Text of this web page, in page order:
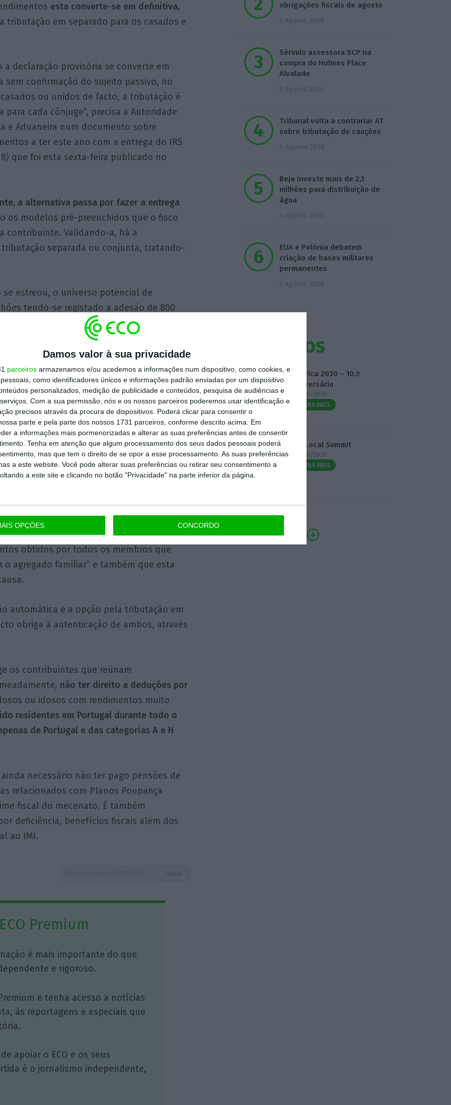
Damos valor à sua privacidade
parceiros armazenamos e/ou acedemos a informações num dispositivo, como cookies, e
como identificadores únicos e informações padrão enviadas por um dispositivo
personalizados, medição de publicidade e conteúdos, pesquisa de audiências e
Com a sua permissão, nós e os nossos parceiros poderemos usar identificação e
precisos através da procura de dispositivos. Poderá clicar para consentir o
parte e pela parte dos nossos 1731 parceiros, conforme descrito acima. Em
a informações mais pormenorizadas e alterar as suas preferências antes de consentir
Tenha em atenção que algum processamento dos seus dados pessoais poderá
mas que tem o direito de se opor a esse processamento. As suas preferências
a este website. Você pode alterar suas preferências ou retirar seu consentimento a
a este site e clicando no botão "Privacidade" na parte inferior da página.
OPÇÕES CONCORDO
esta converte-se em definitiva,
tributação em separado para os casados e
a declaração provisória se converte em
sem confirmação do sujeito passivo, no
ou unidos de facto, a tributação é
para cada cônjuge”, precisa a Autoridade
e Aduaneira num documento sobre
a ter este ano com a entrega do IRS
que foi esta sexta-feira publicado no
a alternativa passa por fazer a entrega
os modelos pré-preenchidos que o fisco
contribuinte. Validando-a, há a
separada ou conjunta, tratando-
se estreou, o universo potencial de
tendo-se registado a adesão de 800
duplicou para os 3 milhões (porque ficou
apena o utilizaram 1,6 milhões de
regra com a reforma do IRS em 2015,
poderem afastá-lo e optar pela
caso pelo que, antes de a opção ser
o mais vantajoso, sendo que, à partida,
valores de rendimento muito
fazer o IRS e conjunto.
a opção pela tributação conjunta, os
ou unidos de facto apresentam uma única
de IRS, contendo a totalidade dos
obtidos por todos os membros que
o agregado familiar” e também que esta
automática e a opção pela tributação em
obriga à autenticação de ambos, através
os contribuintes que reúnam
não ter direito a deduções por
ou idosos com rendimentos muito
residentes em Portugal durante todo o
de Portugal e das categorias A e H
necessário não ter pago pensões de
relacionados com Planos Poupança
fiscal do mecenato. É também
deficiência, benefícios fiscais além dos
ao IMI.
Premium
é mais importante do que
e rigoroso.
e tenha acesso a notícias
às reportagens e especiais que
apoiar o ECO e os seus
é o jornalismo independente,
obrigações fiscais de agosto
3 Agosto 2026
Sérvulo assessora SCP na
compra do Holmes Place
Alvalade
3 Agosto 2026
Tribunal volta a contrariar AT
sobre tributação de cauções
4 Agosto 2026
Beja investe mais de 2,1
milhões para distribuição de
água
4 Agosto 2026
EUA e Polónia debatem
criação de bases militares
permanentes
5 Agosto 2026
Eventos
Fábrica 2030 – 10.º
Aniversário
14/10/2026
SAIBA MAIS
3.º Local Summit
07/10/2026
SAIBA MAIS